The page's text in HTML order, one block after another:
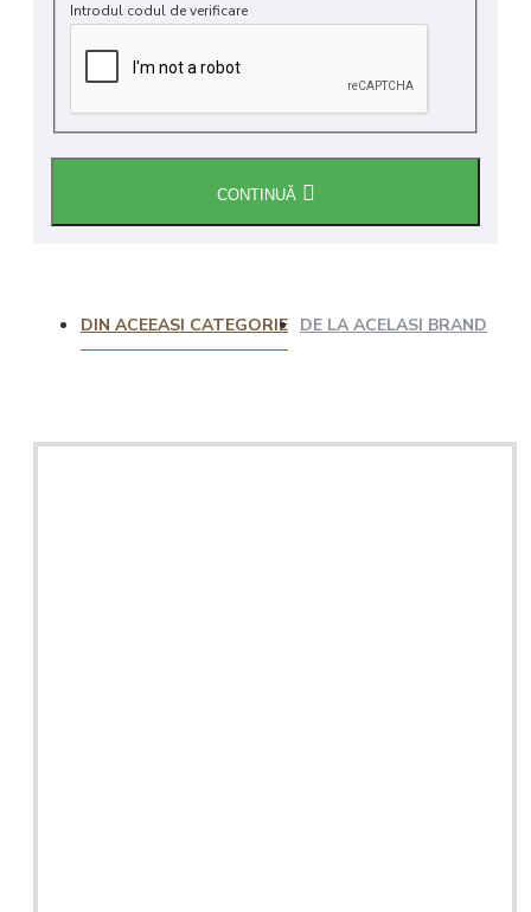
Introdul codul de verificare
CONTINUĂ
DIN ACEEASI CATEGORIE DE LA ACELASI BRAND